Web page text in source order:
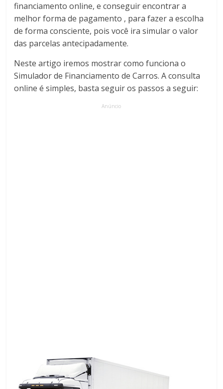
financiamento online, e conseguir encontrar a
melhor forma de pagamento , para fazer a escolha
de forma consciente, pois você ira simular o valor
das parcelas antecipadamente.
Neste artigo iremos mostrar como funciona o
Simulador de Financiamento de Carros. A consulta
online é simples, basta seguir os passos a seguir:
Anúncio